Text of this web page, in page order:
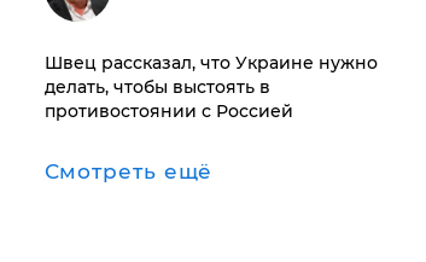
Швец рассказал, что Украине нужно
делать, чтобы выстоять в
противостоянии с Россией
Смотреть ещё